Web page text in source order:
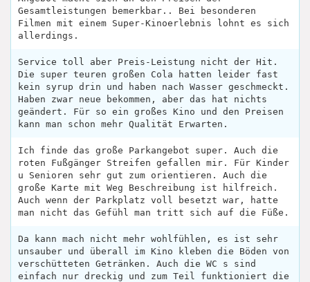
Gesamtleistungen bemerkbar.. Bei besonderen
Filmen mit einem Super-Kinoerlebnis lohnt es sich
allerdings.
Service toll aber Preis-Leistung nicht der Hit.
Die super teuren großen Cola hatten leider fast
kein syrup drin und haben nach Wasser geschmeckt.
Haben zwar neue bekommen, aber das hat nichts
geändert. Für so ein großes Kino und den Preisen
kann man schon mehr Qualität Erwarten.
Ich finde das große Parkangebot super. Auch die
roten Fußgänger Streifen gefallen mir. Für Kinder
u Senioren sehr gut zum orientieren. Auch die
große Karte mit Weg Beschreibung ist hilfreich.
Auch wenn der Parkplatz voll besetzt war, hatte
man nicht das Gefühl man tritt sich auf die Füße.
Da kann mach nicht mehr wohlfühlen, es ist sehr
unsauber und überall im Kino kleben die Böden von
verschütteten Getränken. Auch die WC s sind
einfach nur dreckig und zum Teil funktioniert die